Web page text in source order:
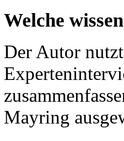
Welche
Der Autor
Mayring